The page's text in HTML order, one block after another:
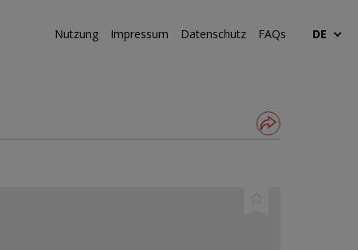
Nutzung Impressum Datenschutz FAQs DE